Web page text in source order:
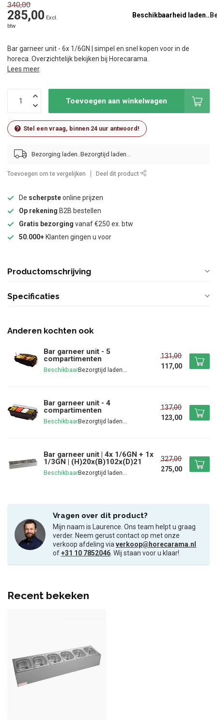
340,00
285,00 Excl.
btw
Beschikbaarheid laden..
Bar garneer unit - 6x 1/6GN | simpel en snel kopen voor in de
horeca. Overzichtelijk bekijken bij Horecarama.
Lees meer.
Toevoegen aan winkelwagen
Stel een vraag, binnen 24 uur antwoord!
Bezorging laden..
Toevoegen om te vergelijken Deel dit product
De scherpsteonline prijzen
Op rekening B2B bestellen
Gratis bezorging vanaf €250 ex. btw
50.000+ Klanten gingen u voor
Productomschrijving
Specificaties
Anderen kochten ook
Bar garneer unit - 5
compartimenten
Beschikbaar
131,00
117,00
Bar garneer unit - 4
compartimenten
Beschikbaar
137,00
123,00
Bar garneer unit | 4x 1/6GN + 1x
1/3GN | (H)20x(B)102x(D)21
Beschikbaar
327,00
275,00
Vragen over dit product?
Mijn naam is Laurence. Ons team helpt u graag
verder. Neem gerust contact op met onze
verkoop afdeling viaverkoop@horecarama.nl
of+31 10 7852046. Wij staan voor u klaar!
Recent bekeken